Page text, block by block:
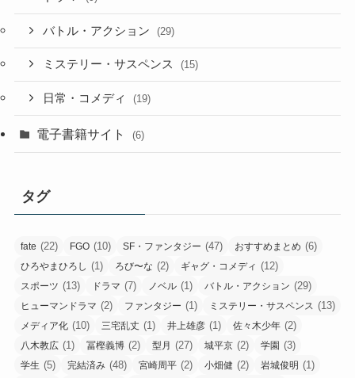
バトル・アクション (29)
ミステリー・サスペンス (15)
日常・コメディ (19)
電子書籍サイト (6)
タグ
fate (22) FGO (10) SF・ファンタジー (47) おすすめまとめ (6)
ひろやまひろし (1) ろび〜な (2) ギャグ・コメディ (12)
スポーツ (13) ドラマ (7) ノベル (1) バトル・アクション (29)
ヒューマンドラマ (2) ファンタジー (1) ミステリー・サスペンス (13)
メディア化 (10) 三宅乱丈 (1) 井上雄彦 (1) 佐々木少年 (2)
八木教広 (1) 冨樫義博 (2) 型月 (27) 城平京 (2) 学園 (3)
学生 (5) 完結済み (48) 宮崎周平 (2) 小畑健 (2) 岩城俊明 (1)